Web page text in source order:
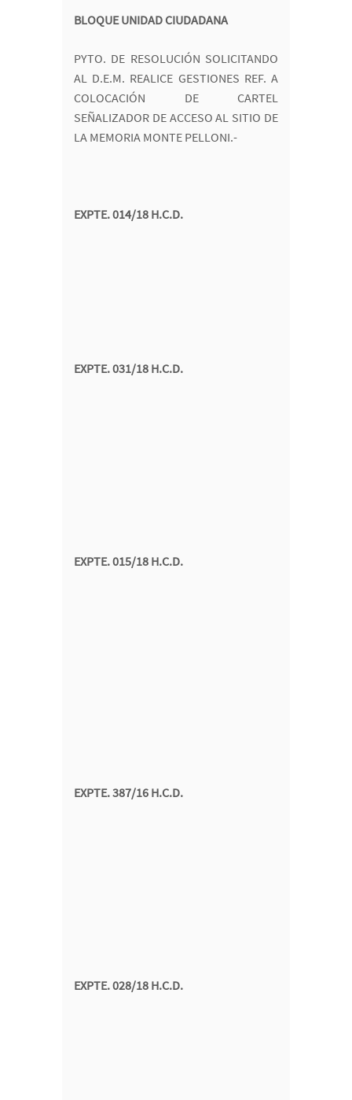
BLOQUE UNIDAD CIUDADANA
PYTO. DE RESOLUCIÓN SOLICITANDO
AL D.E.M. REALICE GESTIONES REF. A
COLOCACIÓN DE CARTEL
SEÑALIZADOR DE ACCESO AL SITIO DE
LA MEMORIA MONTE PELLONI.-
EXPTE. 014/18 H.C.D.
EXPTE. 031/18 H.C.D.
EXPTE. 015/18 H.C.D.
EXPTE. 387/16 H.C.D.
EXPTE. 028/18 H.C.D.